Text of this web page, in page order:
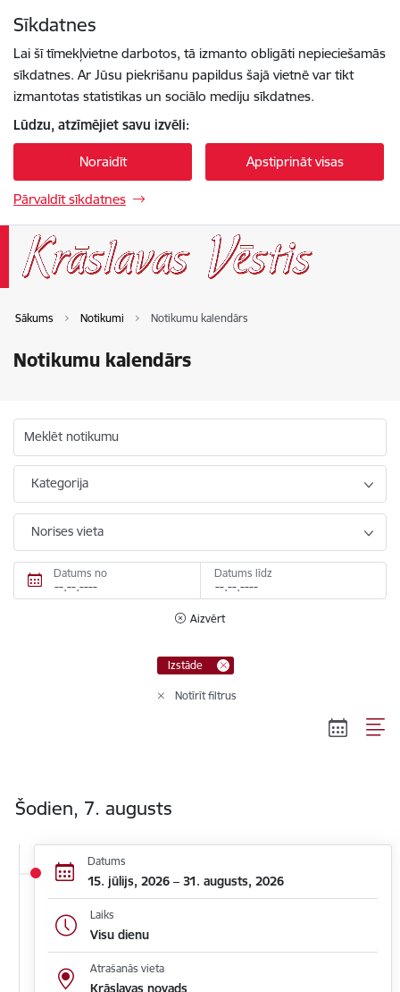
Sīkdatnes
Lai šī tīmekļvietne darbotos, tā izmanto obligāti nepieciešamās
sīkdatnes. Ar Jūsu piekrišanu papildus šajā vietnē var tikt
izmantotas statistikas un sociālo mediju sīkdatnes.
Lūdzu, atzīmējiet savu izvēli:
Noraidīt Apstiprināt visas
Pārvaldīt sīkdatnes
Sākums Notikumi Notikumu kalendārs
Notikumu kalendārs
Meklēt notikumu
Kategorija
Norises vieta
Datums no Datums līdz
Aizvērt
Izstāde
Notīrīt filtrus
Šodien, 7. augusts
Datums
15. jūlijs, 2026 – 31. augusts, 2026
Laiks
Visu dienu
Atrašanās vieta
Krāslavas novads